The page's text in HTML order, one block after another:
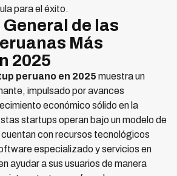
para el éxito.
de las
Más
2025
peruano en 2025 muestra un
impulsado por avances
económico sólido en la
startups operan bajo un modelo de
con recursos tecnológicos
especializado y servicios en
ayudar a sus usuarios de manera